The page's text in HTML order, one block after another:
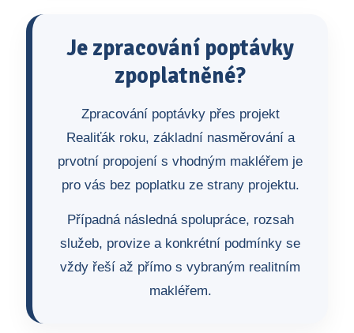
Je zpracování poptávky
zpoplatněné?
Zpracování poptávky přes projekt
Realiťák roku, základní nasměrování a
prvotní propojení s vhodným makléřem je
pro vás bez poplatku ze strany projektu.
Případná následná spolupráce, rozsah
služeb, provize a konkrétní podmínky se
vždy řeší až přímo s vybraným realitním
makléřem.